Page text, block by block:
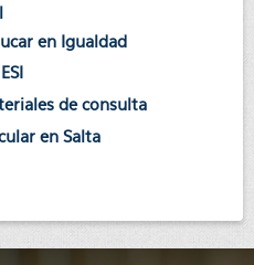
en Igualdad
de consulta
en Salta